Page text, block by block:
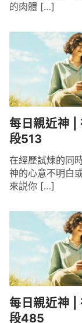
的肉體 […]
每日親近神 |
段513
在經歷試煉的同
神的心意不明白
來説你 […]
每日親近神 |
段485